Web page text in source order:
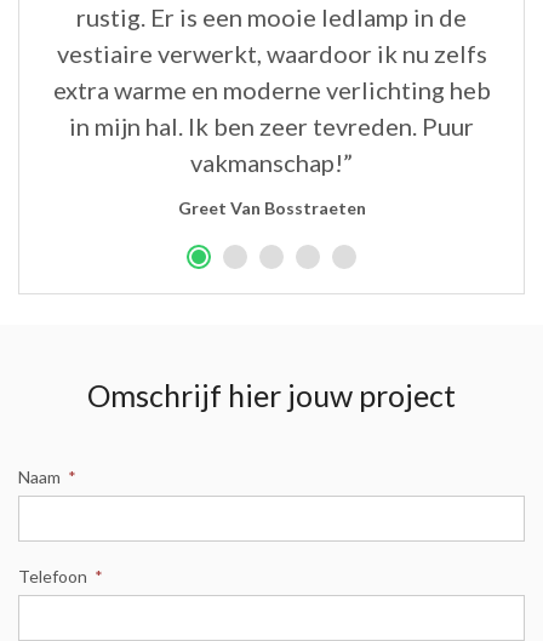
rustig. Er is een mooie ledlamp in de
vestiaire verwerkt, waardoor ik nu zelfs
extra warme en moderne verlichting heb
in mijn hal. Ik ben zeer tevreden. Puur
vakmanschap!”
Greet Van Bosstraeten
Omschrijf hier jouw project
Naam *
Telefoon *